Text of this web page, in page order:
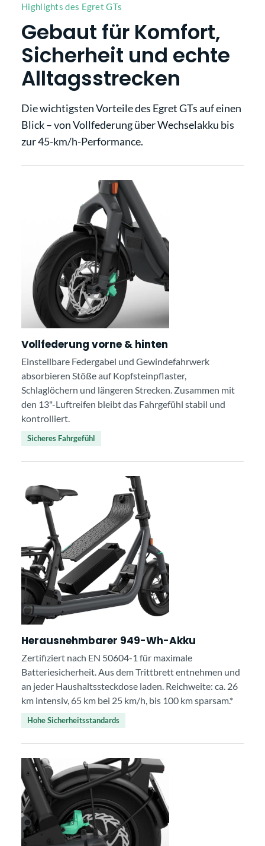
Highlights des Egret GTs
Gebaut für Komfort,
Sicherheit und echte
Alltagsstrecken
Die wichtigsten Vorteile des Egret GTs auf einen
Blick – von Vollfederung über Wechselakku bis
zur 45-km/h-Performance.
Vollfederung vorne & hinten
Einstellbare Federgabel und Gewindefahrwerk
absorbieren Stöße auf Kopfsteinpflaster,
Schlaglöchern und längeren Strecken. Zusammen mit
den 13"-Luftreifen bleibt das Fahrgefühl stabil und
kontrolliert.
Sicheres Fahrgefühl
Herausnehmbarer 949-Wh-Akku
Zertifiziert nach EN 50604-1 für maximale
Batteriesicherheit. Aus dem Trittbrett entnehmen und
an jeder Haushaltssteckdose laden. Reichweite: ca. 26
km intensiv, 65 km bei 25 km/h, bis 100 km sparsam.*
Hohe Sicherheitsstandards